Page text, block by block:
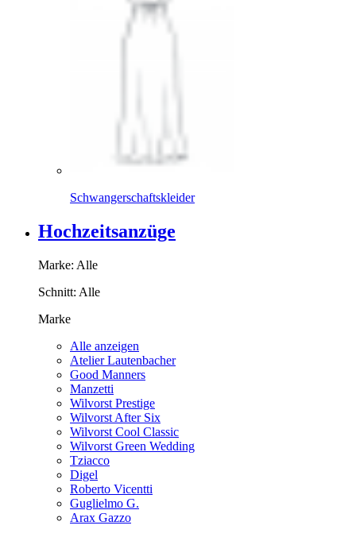
Schwangerschaftskleider
Hochzeitsanzüge
Marke: Alle
Schnitt: Alle
Marke
Alle anzeigen
Atelier Lautenbacher
Good Manners
Manzetti
Wilvorst Prestige
Wilvorst After Six
Wilvorst Cool Classic
Wilvorst Green Wedding
Tziacco
Digel
Roberto Vicentti
Guglielmo G.
Arax Gazzo